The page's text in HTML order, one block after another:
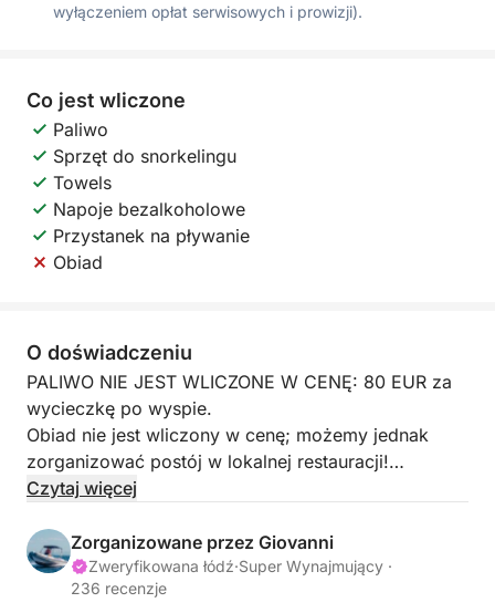
wyłączeniem opłat serwisowych i prowizji).
Co jest wliczone
Paliwo
Sprzęt do snorkelingu
Towels
Napoje bezalkoholowe
Przystanek na pływanie
Obiad
O doświadczeniu
PALIWO NIE JEST WLICZONE W CENĘ: 80 EUR za
wycieczkę po wyspie.
Obiad nie jest wliczony w cenę; możemy jednak
zorganizować postój w lokalnej restauracji!
który zabierze Cię w samo serce piękna Ischii.
Wybrzeże Forio, znane z majestatycznych klifów i
Czytaj więcej
Zorganizowane przez Giovanni
Zweryfikowana łódź·Super Wynajmujący ·
236 recenzje